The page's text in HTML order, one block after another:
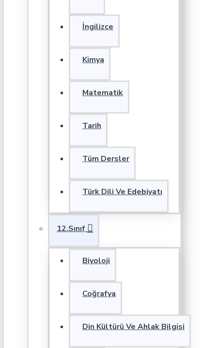
İngilizce
Kimya
Matematik
Tarih
Tüm Dersler
Türk Dili Ve Edebiyatı
12.Sınıf
Biyoloji
Coğrafya
Din Kültürü Ve Ahlak Bilgisi